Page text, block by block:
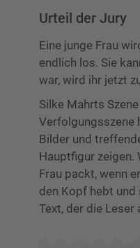
Urteil der Jury
Eine junge Frau
endlich los. Sie
war, wird ihr jetzt
Silke Mahrts
Verfolgungsszene
Bilder und
Hauptfigur zeigen.
Frau packt, wenn
den Kopf hebt
Text, der die